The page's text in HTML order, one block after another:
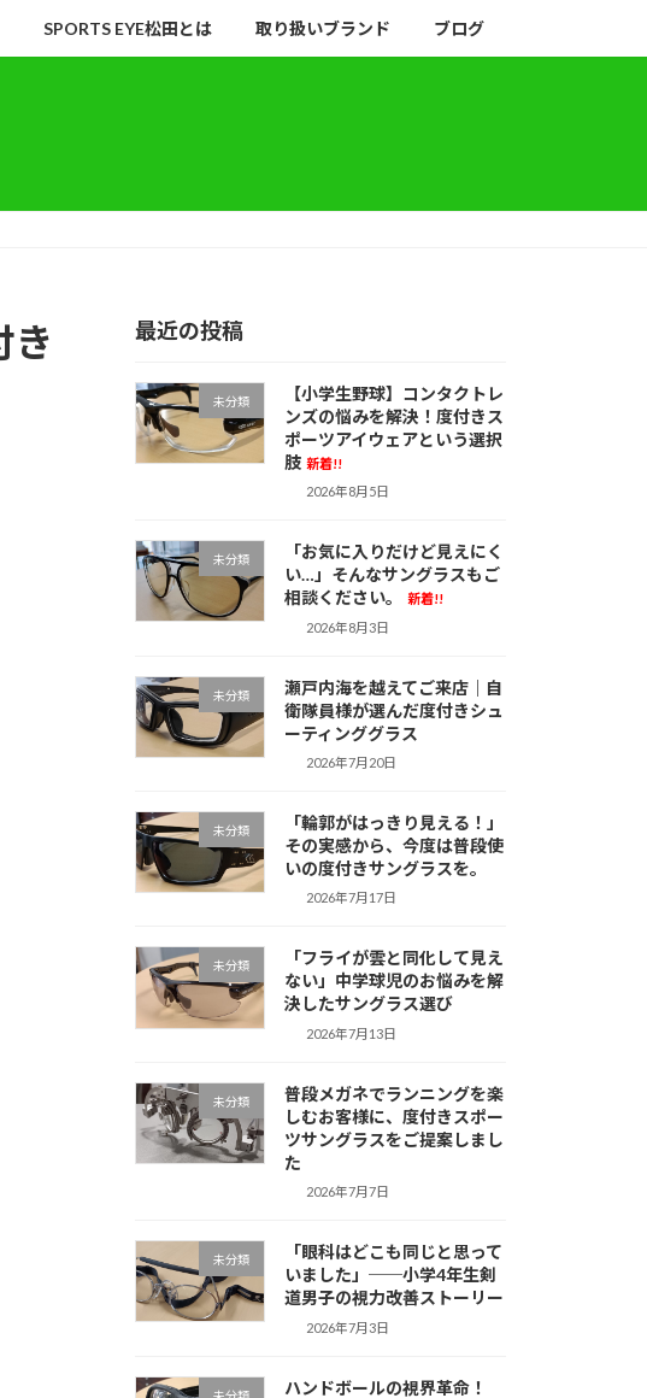
SPORTS EYE松田とは 取り扱いブランド ブログ
き
最近の投稿
未分類
【小学生野球】コンタクトレ
ンズの悩みを解決！度付きス
ポーツアイウェアという選択
肢 新着!!
2026年8月5日
未分類
「お気に入りだけど見えにく
い…」そんなサングラスもご
相談ください。
新着!!
2026年8月3日
未分類
瀬戸内海を越えてご来店｜自
衛隊員様が選んだ度付きシュ
ーティンググラス
2026年7月20日
未分類
「輪郭がはっきり見える！」
その実感から、今度は普段使
いの度付きサングラスを。
2026年7月17日
未分類
「フライが雲と同化して見え
ない」中学球児のお悩みを解
決したサングラス選び
2026年7月13日
未分類
普段メガネでランニングを楽
しむお客様に、度付きスポー
ツサングラスをご提案しまし
た
2026年7月7日
未分類
「眼科はどこも同じと思って
いました」──小学4年生剣
道男子の視力改善ストーリー
2026年7月3日
未分類
ハンドボールの視界革命！